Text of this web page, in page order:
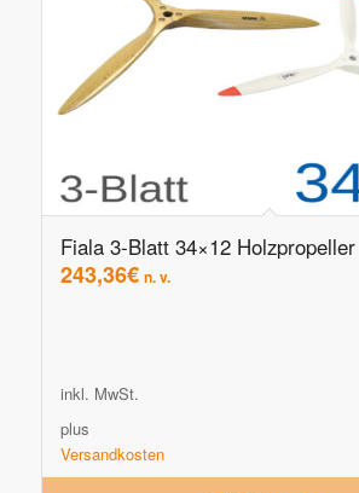
Fiala 3-Blatt 34×12 Holzpropeller
243,36€ n. v.
inkl. MwSt.
plus
Versandkosten